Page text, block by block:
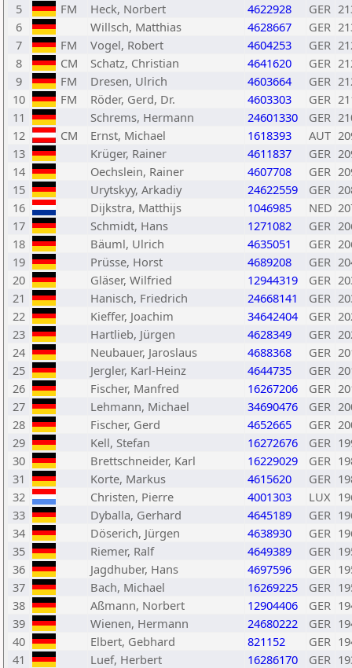
5
FM Heck, Norbert 4622928 GER
6
Willsch, Matthias 4628667 GER
7
FM Vogel, Robert 4604253 GER
8
CM Schatz, Christian 4641620 GER
9
FM Dresen, Ulrich 4603664 GER
10
FM Röder, Gerd, Dr. 4603303 GER
11
Schrems, Hermann 24601330 GER
12
CM Ernst, Michael 1618393 AUT
13
Krüger, Rainer 4611837 GER
14
Oechslein, Rainer 4607708 GER
15
Urytskyy, Arkadiy 24622559 GER
16
Dijkstra, Matthijs 1046985 NED
17
Schmidt, Hans 1271082 GER
18
Bäuml, Ulrich 4635051 GER
19
Prüsse, Horst 4689208 GER
20
Gläser, Wilfried 12944319 GER
21
Hanisch, Friedrich 24668141 GER
22
Kieffer, Joachim 34642404 GER
23
Hartlieb, Jürgen 4628349 GER
24
Neubauer, Jaroslaus 4688368 GER
25
Jergler, Karl-Heinz 4644735 GER
26
Fischer, Manfred 16267206 GER
27
Lehmann, Michael 34690476 GER
28
Fischer, Gerd 4652665 GER
29
Kell, Stefan 16272676 GER
30
Brettschneider, Karl 16229029 GER
31
Korte, Markus 4615620 GER
32
Christen, Pierre 4001303 LUX
33
Dyballa, Gerhard 4645189 GER
34
Döserich, Jürgen 4638930 GER
35
Riemer, Ralf 4649389 GER
36
Jagdhuber, Hans 4697596 GER
37
Bach, Michael 16269225 GER
38
Aßmann, Norbert 12904406 GER
39
Wienen, Hermann 24680222 GER
40
Elbert, Gebhard 821152 GER
41
Luef, Herbert 16286170 GER